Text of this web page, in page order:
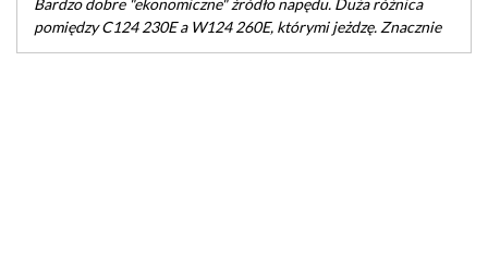
Bardzo dobre "ekonomiczne" źródło napędu. Duża różnica
pomiędzy C124 230E a W124 260E, którymi jeżdzę. Znacznie
przyjemniejsza jazda, kultura pracy.…